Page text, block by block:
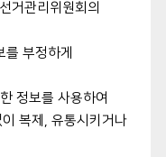
거관리위원회의
부정하게
정보를 사용하여
복제, 유통시키거나